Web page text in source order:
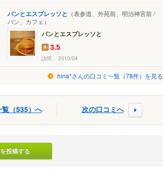
パンとエスプレッソと （表参道、外苑前、明治神宮前 /
パン、カフェ）
パンとエスプレッソと
3.5
訪問： 2010/04
hina*さんの口コミ一覧（78件）を見る
覧（535）へ 次の口コミへ
投稿する